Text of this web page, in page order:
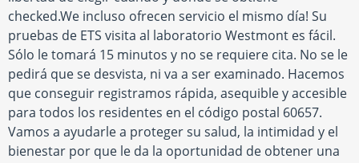
checked.We incluso ofrecen servicio el mismo día! Su
pruebas de ETS visita al laboratorio Westmont es fácil.
Sólo le tomará 15 minutos y no se requiere cita. No se le
pedirá que se desvista, ni va a ser examinado. Hacemos
que conseguir registramos rápida, asequible y accesible
para todos los residentes en el código postal 60657.
Vamos a ayudarle a proteger su salud, la intimidad y el
bienestar por que le da la oportunidad de obtener una